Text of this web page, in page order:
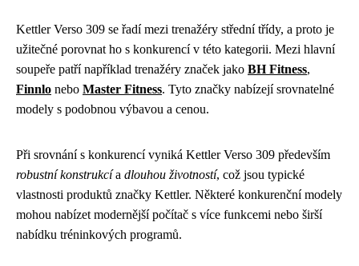
Kettler Verso 309 se řadí mezi trenažéry střední třídy, a proto je
užitečné porovnat ho s konkurencí v této kategorii. Mezi hlavní
soupeře patří například trenažéry značek jako BH Fitness,
Finnlo nebo Master Fitness. Tyto značky nabízejí srovnatelné
modely s podobnou výbavou a cenou.
Při srovnání s konkurencí vyniká Kettler Verso 309 především
robustní konstrukcía dlouhou životností, což jsou typické
vlastnosti produktů značky Kettler. Některé konkurenční modely
mohou nabízet modernější počítač s více funkcemi nebo širší
nabídku tréninkových programů.